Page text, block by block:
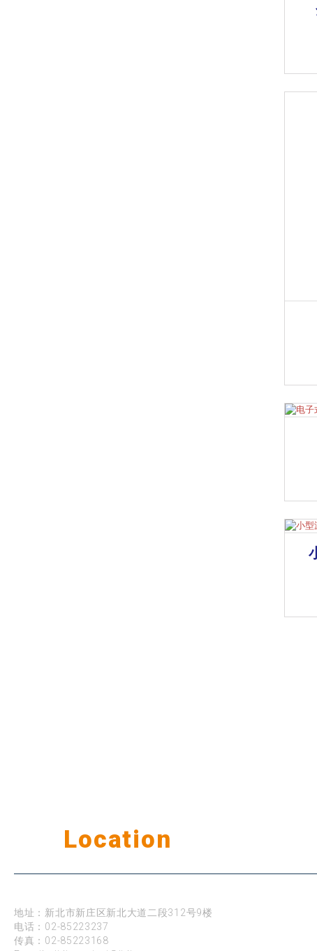
Location
地址：新北市新庄区新北大道二段312号9楼
电话： 02-85223237
传真：02-85223168